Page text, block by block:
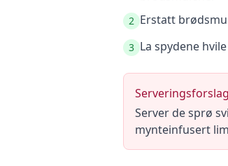
2 Erstatt
3 La spydene
Serveringsforslag
Server de sprø
mynteinfusert